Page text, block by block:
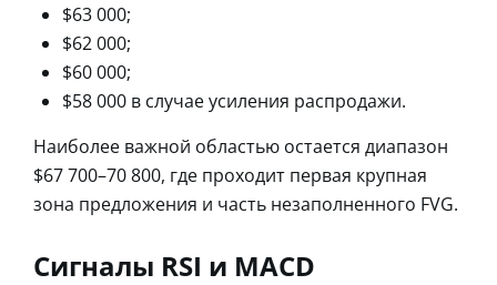
$63 000;
$62 000;
$60 000;
$58 000 в случае усиления распродажи.
Наиболее важной областью остается диапазон
$67 700–70 800, где проходит первая крупная
зона предложения и часть незаполненного FVG.
Сигналы RSI и MACD